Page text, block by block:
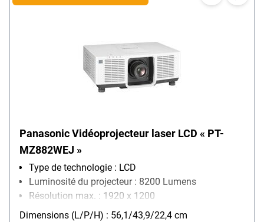
Panasonic Vidéoprojecteur laser LCD « PT-
MZ882WEJ »
Type de technologie : LCD
Luminosité du projecteur : 8200 Lumens
Résolution max. : 1920 x 1200
réseau : LAN
Dimensions (L/P/H) : 56,1/43,9/22,4 cm